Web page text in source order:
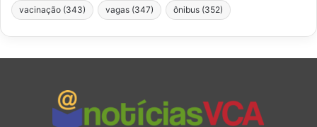
vacinação (343) vagas (347) ônibus (352)